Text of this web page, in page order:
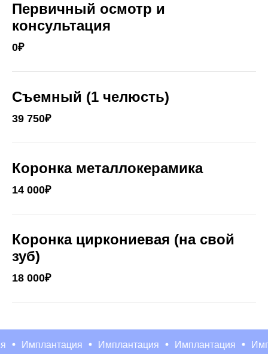
Первичный осмотр и
консультация
0₽
Съемный (1 челюсть)
39 750₽
Коронка металлокерамика
14 000₽
Коронка циркониевая (на свой
зуб)
18 000₽
Имплантация Имплантация Имплантация